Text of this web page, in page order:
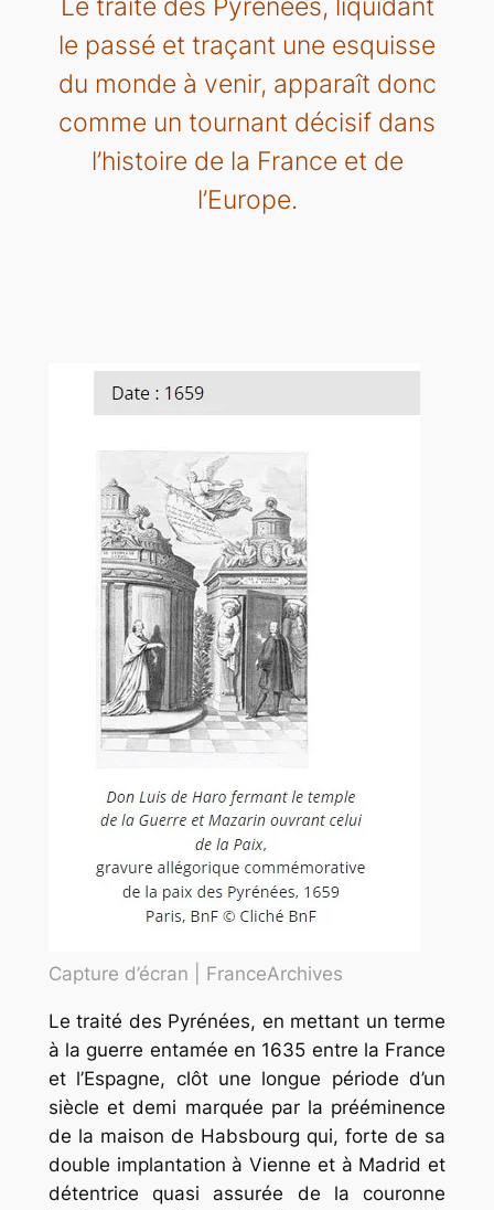
Le traité des Pyrénées, liquidant
le passé et traçant une esquisse
du monde à venir, apparaît donc
comme un tournant décisif dans
l’histoire de la France et de
l’Europe.
Capture d’écran | FranceArchives
Le traité des Pyrénées, en mettant un terme
à la guerre entamée en 1635 entre la France
et l’Espagne, clôt une longue période d’un
siècle et demi marquée par la prééminence
de la maison de Habsbourg qui, forte de sa
double implantation à Vienne et à Madrid et
détentrice quasi assurée de la couronne